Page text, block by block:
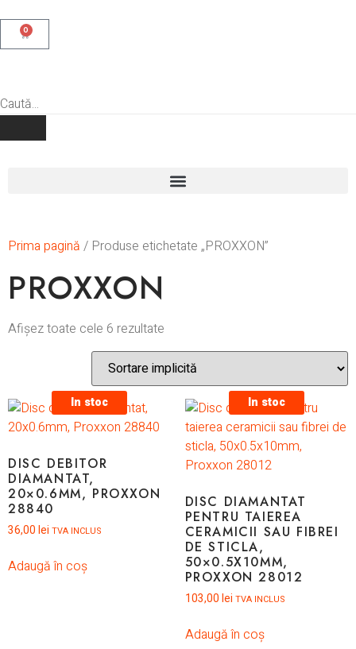
0
Prima pagină / Produse etichetate „PROXXON”
PROXXON
Afișez toate cele 6 rezultate
In stoc
DISC DEBITOR
DIAMANTAT,
20×0.6MM, PROXXON
28840
36,00 lei TVA INCLUS
Adaugă în coș
In stoc
DISC DIAMANTAT
PENTRU TAIEREA
CERAMICII SAU FIBREI
DE STICLA,
50×0.5X10MM,
PROXXON 28012
103,00 lei TVA INCLUS
Adaugă în coș